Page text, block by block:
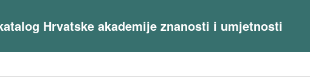
Hrvatske akademije znanosti i umjetnosti